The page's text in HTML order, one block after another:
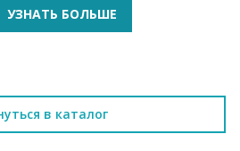
УЗНАТЬ БОЛЬШЕ
в каталог